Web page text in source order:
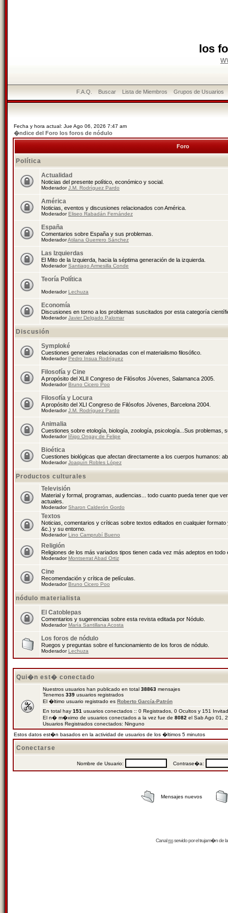
los
F.A.Q. Buscar Lista de Miembros Grupos de Usuarios
Fecha y hora actual: Jue Ago 06, 2026 7:47 am
�ndice del Foro los foros de nódulo
Foro
Política
Actualidad
Noticias del presente político, económico y social.
ModeradorJ.M. Rodríguez Pardo
América
Noticias, eventos y discusiones relacionados con América.
ModeradorEliseo Rabadán Fernández
España
Comentarios sobre España y sus problemas.
ModeradorAtilana Guerrero Sánchez
Las Izquierdas
El Mito de la Izquierda, hacia la séptima generación de la izquierda.
ModeradorSantiago Armesilla Conde
Teoría Política
ModeradorLechuza
Economía
Discusiones en torno a los problemas suscitados por esta categoría
ModeradorJavier Delgado Palomar
Discusión
Symploké
Cuestiones generales relacionadas con el materialismo filosófico.
ModeradorPedro Insua Rodríguez
Filosofía y Cine
A propósito del XLII Congreso de Filósofos Jóvenes, Salamanca 2005.
ModeradorBruno Cicero Poo
Filosofía y Locura
A propósito del XLI Congreso de Filósofos Jóvenes, Barcelona 2004.
ModeradorJ.M. Rodríguez Pardo
Animalia
Cuestiones sobre etología, biología, zoología, psicología...Sus problemas,
Moderador Íñigo Ongay de Felipe
Bioética
Cuestiones biológicas que afectan directamente a los cuerpos humanos:
ModeradorJoaquín Robles López
Productos culturales
Televisión
Material y formal, programas, audiencias... todo cuanto pueda tener que
actuales.
ModeradorSharon Calderón Gordo
Textos
Noticias, comentarios y críticas sobre textos editados en cualquier
&c.) y su entorno.
ModeradorLino Camprubí Bueno
Religión
Religiones de los más variados tipos tienen cada vez más adeptos en todo
ModeradorMontserrat Abad Ortiz
Cine
Recomendación y crítica de películas.
ModeradorBruno Cicero Poo
nódulo materialista
El Catoblepas
Comentarios y sugerencias sobre esta revista editada por Nódulo.
ModeradorMaría Santillana Acosta
Los foros de nódulo
Ruegos y preguntas sobre el funcionamiento de los foros de nódulo.
ModeradorLechuza
Qui�n est� conectado
Nuestros usuarios han publicado en total 38863 mensajes
Tenemos 339 usuarios registrados
El �ltimo usuario registrado es Roberto García-Patrón
En total hay 151 usuarios conectados :: 0 Registrados, 0 Ocultos y 151
El n� m�ximo de usuarios conectados a la vez fue de 8082 el Sab Ago 01,
Usuarios Registrados conectados: Ninguno
Estos datos est�n basados en la actividad de usuarios de los �ltimos 5 minutos
Conectarse
Nombre de Usuario: Contrase�a:
Mensajes nuevos
Canalrssservido por eltrujam�nde